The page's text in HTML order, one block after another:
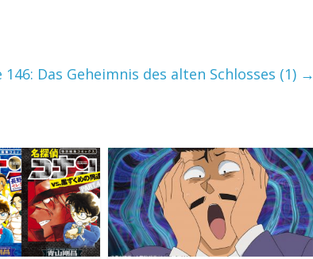
146: Das Geheimnis des alten Schlosses (1) →